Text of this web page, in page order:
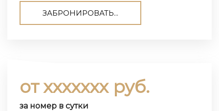
ЗАБРОНИРОВАТЬ...
от ххххххх руб.
за номер в сутки